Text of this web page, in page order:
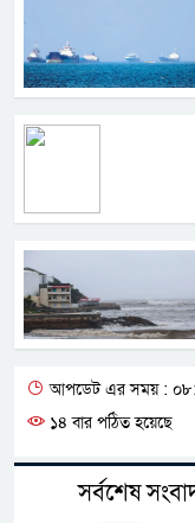
আপডেট এর সময় :
১৪ বার পঠিত হয়েছে
সর্বশেষ